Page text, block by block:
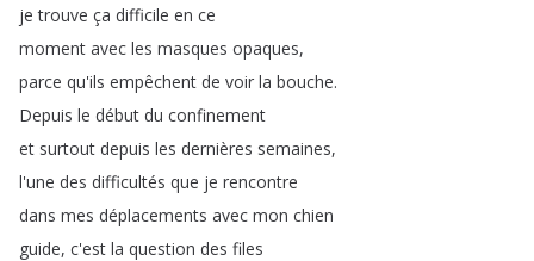
je trouve ça difficile en ce
moment avec les masques opaques,
parce qu'ils empêchent de voir la bouche.
Depuis le début du confinement
et surtout depuis les dernières semaines,
l'une des difficultés que je rencontre
dans mes déplacements avec mon chien
guide, c'est la question des files